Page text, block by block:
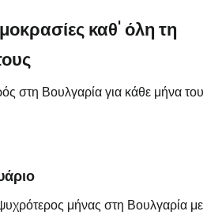
καθ' όλη τη
στη Βουλγαρία για κάθε μήνα του
μήνας στη Βουλγαρία με